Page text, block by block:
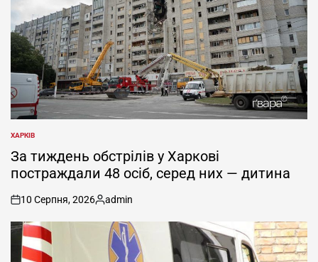
ОПУБЛІКУВАТИ
У
ХАРКІВ
За тиждень обстрілів у Харкові
постраждали 48 осіб, серед них — дитина
on
10 Серпня, 2026
Опубліковано
admin